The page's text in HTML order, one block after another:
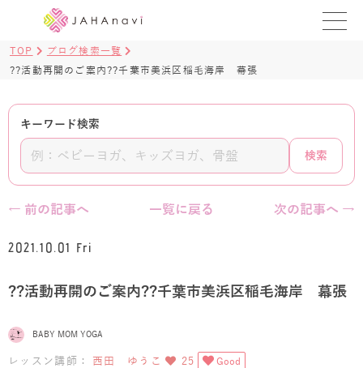
レッスンを探す
BLOG
ヨガ資格講座 ›
TOP
ブログ検索一覧
??活動再開のご案内??千葉市美浜区稲毛海岸 幕張
キーワード検索
検索
← 前の記事へ 一覧に戻る 次の記事へ →
2021.10.01 Fri
??活動再開のご案内??千葉市美浜区稲毛海岸 幕張
BABY MOM YOGA
レッスン講師： 西田 ゆうこ 25 Good